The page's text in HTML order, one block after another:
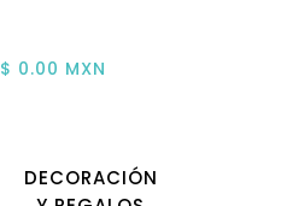
$ 0.00 MXN
DECORACIÓN